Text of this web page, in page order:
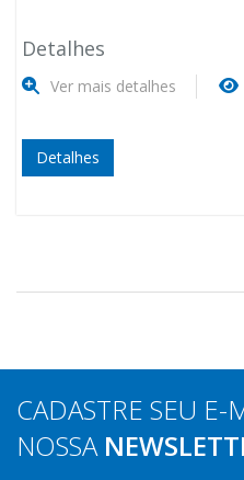
Detalhes
Ver mais detalhes
Detalhes
CADASTRE SEU E-
NOSSA